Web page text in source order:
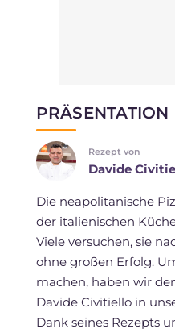
PRÄSENTATION
Rezept von
Davide
Die neapolitanische
der italienischen
Viele versuchen, sie
ohne großen Erfolg.
machen, haben wir
Davide Civitiello in
Dank seines Rezepts